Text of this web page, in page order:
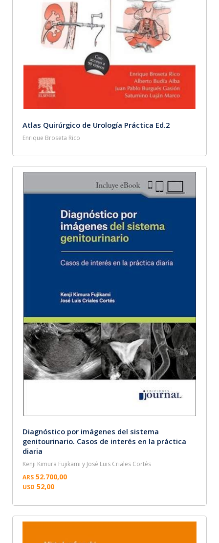
Atlas Quirúrgico de Urología Práctica Ed.2
Enrique Broseta Rico
Diagnóstico por imágenes del sistema
genitourinario. Casos de interés en la práctica
diaria
Kenji Kimura Fujikami y José Luis Criales Cortés
ARS 52.700,00
USD 52,00